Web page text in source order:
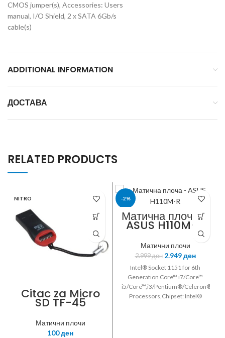
CMOS jumper(s), Accessories: Users
manual, I/O Shield, 2 x SATA 6Gb/s
cable(s)
ADDITIONAL INFORMATION
ДОСТАВА
RELATED PRODUCTS
NITRO
Citac za Micro
SD TF-45
Матични плочи
100ден
-2%
ASUS
Матична плоча –
ASUS H110M-R
Матични плочи
2.999ден 2.949ден
Intel® Socket 1151 for 6th
Generation Core™ i7/Core™
i5/Core™,i3/Pentium®/Celeron®
Processors,Chipset: Intel®